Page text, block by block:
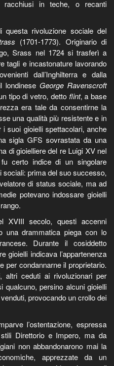
racchiusi in teche, o recanti
questa rivoluzione sociale del
(1701-1773). Originario di
Srass nel 1724 si trasferì a
tagli e incastonature lavorando
dall’Inghilterra e dalla
londinese George Ravenscroft
tipo di vetro, detto flint, a base
era tale da consentirne la
una qualità più resistente e in
suoi gioielli spettacolari, anche
sigla GFS sovrastata da una
di gioielliere del re Luigi XV nel
certo indice di un singolare
prima del suo successo,
di status sociale, ma ad
potevano indossare gioielli
XVIII secolo, questi accenni
una drammatica piega con lo
Durante il cosiddetto
gioielli indicava l’appartenenza
per condannarne il proprietario.
altri ceduti ai rivoluzionari per
persino alcuni gioielli
provocando un crollo dei
l’ostentazione, espressa
Direttorio e Impero, ma da
non abbandonarono mai la
apprezzate da un